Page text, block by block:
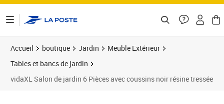
Accueil boutique Jardin
Meuble Extérieur
Tables et bancs de jardin
vidaXL Salon de jardin 6 Pièces avec coussins noir résine tressée